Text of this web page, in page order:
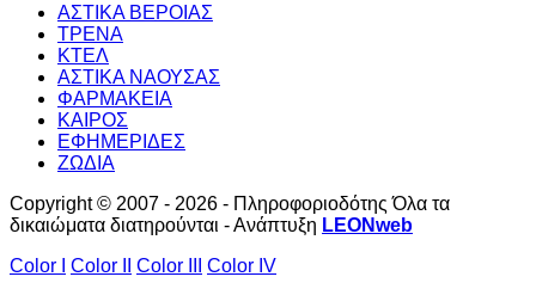
ΑΣΤΙΚΑ ΒΕΡΟΙΑΣ
ΤΡΕΝΑ
ΚΤΕΛ
ΑΣΤΙΚΑ ΝΑΟΥΣΑΣ
ΦΑΡΜΑΚΕΙΑ
ΚΑΙΡΟΣ
ΕΦΗΜΕΡΙΔΕΣ
ΖΩΔΙΑ
Copyright © 2007 - 2026 - Πληροφοριοδότης Όλα τα
δικαιώματα διατηρούνται - Ανάπτυξη LEONweb
Color I
Color II Color III Color IV